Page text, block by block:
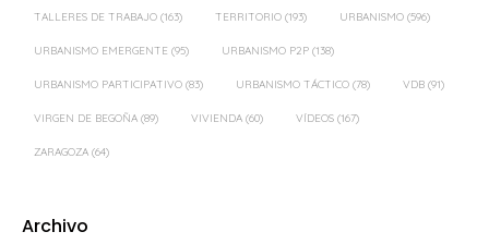
TALLERES DE TRABAJO (163) TERRITORIO (193) URBANISMO (596)
URBANISMO EMERGENTE (95) URBANISMO P2P (138)
URBANISMO PARTICIPATIVO (83) URBANISMO TÁCTICO (78) VDB (91)
VIRGEN DE BEGOÑA (89) VIVIENDA (60) VÍDEOS (167)
ZARAGOZA (64)
Archivo